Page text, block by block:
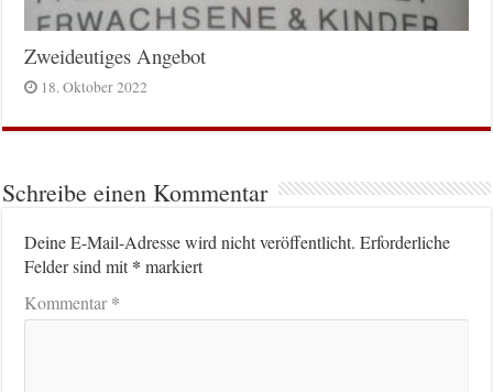
Zweideutiges Angebot
18. Oktober 2022
Schreibe einen Kommentar
Deine E-Mail-Adresse wird nicht veröffentlicht. Erforderliche
Felder sind mit* markiert
Kommentar*